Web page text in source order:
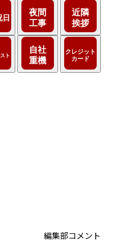
編集部コメント